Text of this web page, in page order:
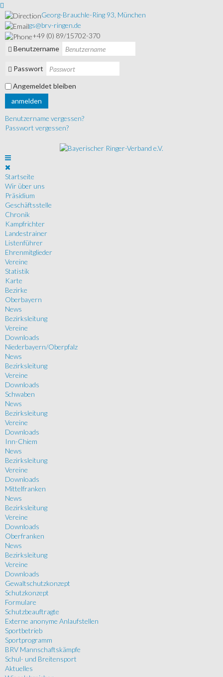
Georg-Brauchle-Ring 93, München
gs@brv-ringen.de
+49 (0) 89/15702-370
Benutzername
Passwort
Angemeldet bleiben
anmelden
Benutzername vergessen?
Passwort vergessen?
Startseite
Wir über uns
Präsidium
Geschäftsstelle
Chronik
Kampfrichter
Landestrainer
Listenführer
Ehrenmitglieder
Vereine
Statistik
Karte
Bezirke
Oberbayern
News
Bezirksleitung
Vereine
Downloads
Niederbayern/Oberpfalz
News
Bezirksleitung
Vereine
Downloads
Schwaben
News
Bezirksleitung
Vereine
Downloads
Inn-Chiem
News
Bezirksleitung
Vereine
Downloads
Mittelfranken
News
Bezirksleitung
Vereine
Downloads
Oberfranken
News
Bezirksleitung
Vereine
Downloads
Gewaltschutzkonzept
Schutzkonzept
Formulare
Schutzbeauftragte
Externe anonyme Anlaufstellen
Sportbetrieb
Sportprogramm
BRV Mannschaftskämpfe
Schul- und Breitensport
Aktuelles